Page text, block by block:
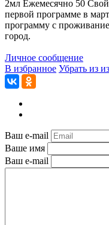
2мл Ежемесячно 50
первой программе в
программу с
город.
Личное сообщение
В избранное Убрать из
Ваш e-mail
Ваше имя
Ваш e-mail